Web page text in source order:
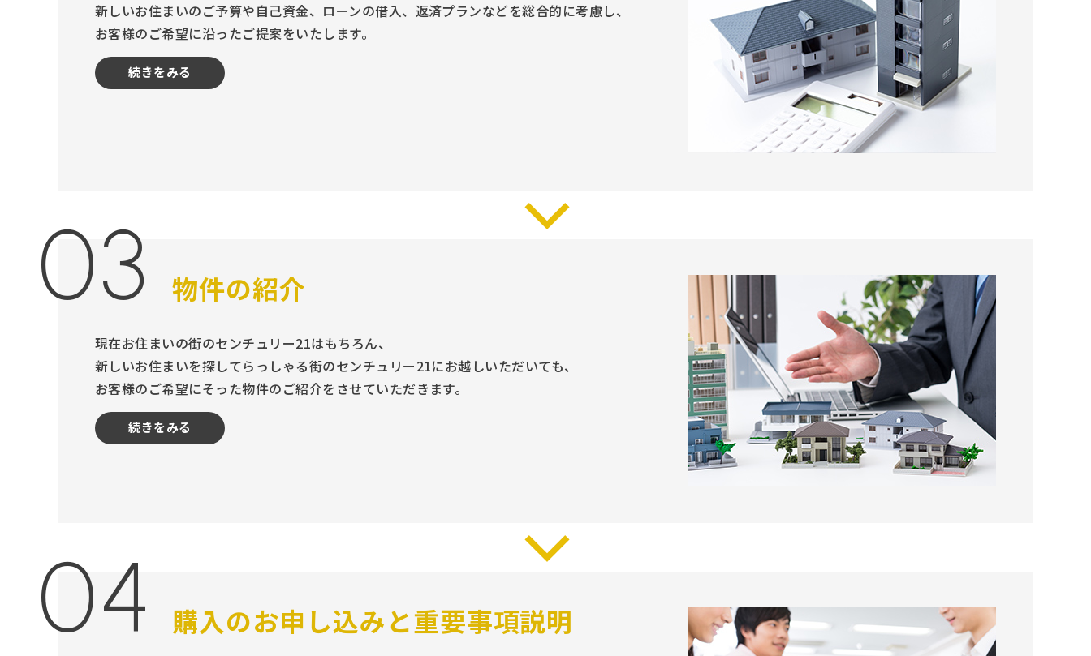
新しいお住まいのご予算や自己資金、ローンの借入、返済プランなどを総合的に考慮し、
お客様のご希望に沿ったご提案をいたします。
続きをみる
03 物件の紹介
現在お住まいの街のセンチュリー21はもちろん、
新しいお住まいを探してらっしゃる街のセンチュリー21にお越しいただいても、
お客様のご希望にそった物件のご紹介をさせていただきます。
続きをみる
04 購入のお申し込みと重要事項説明